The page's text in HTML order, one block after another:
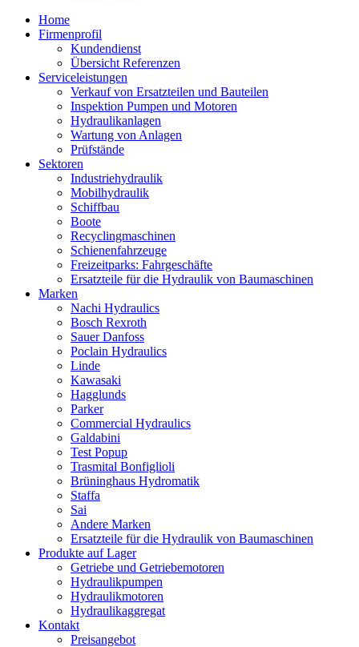
Home
Firmenprofil
Kundendienst
Übersicht Referenzen
Serviceleistungen
Verkauf von Ersatzteilen und Bauteilen
Inspektion Pumpen und Motoren
Hydraulikanlagen
Wartung von Anlagen
Prüfstände
Sektoren
Industriehydraulik
Mobilhydraulik
Schiffbau
Boote
Recyclingmaschinen
Schienenfahrzeuge
Freizeitparks: Fahrgeschäfte
Ersatzteile für die Hydraulik von Baumaschinen
Marken
Nachi Hydraulics
Bosch Rexroth
Sauer Danfoss
Poclain Hydraulics
Linde
Kawasaki
Hagglunds
Parker
Commercial Hydraulics
Galdabini
Test Popup
Trasmital Bonfiglioli
Brüninghaus Hydromatik
Staffa
Sai
Andere Marken
Ersatzteile für die Hydraulik von Baumaschinen
Produkte auf Lager
Getriebe und Getriebemotoren
Hydraulikpumpen
Hydraulikmotoren
Hydraulikaggregat
Kontakt
Preisangebot